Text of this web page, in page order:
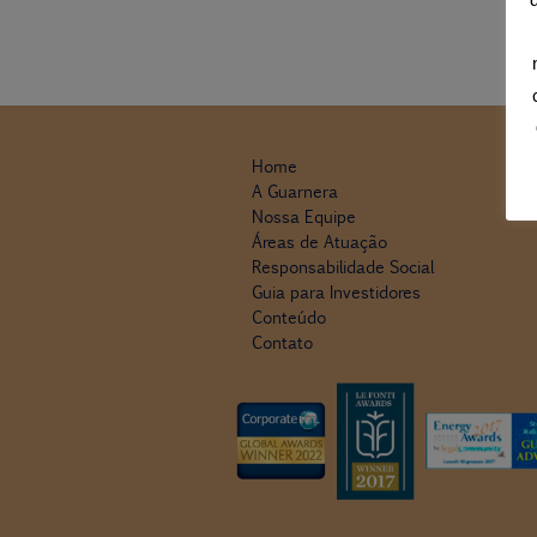
Home
A Guarnera
Nossa Equipe
Áreas de Atuação
Responsabilidade Social
Guia para Investidores
Conteúdo
Contato